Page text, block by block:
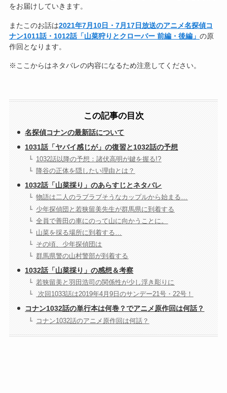
をお届けしていきます。
またこのお話は2021年7月10日・7月17日放送のアニメ名探偵コ
ナン1011話・1012話「山菜狩りとクローバー 前編・後編」 の原
作回となります。
※ここからはネタバレの内容になるため注意してください。
この記事の目次
名探偵コナンの最新話について
1031話「ヤバイ感じが」の復習と1032話の予想
1032話以降の予想：諸伏高明が鍵を握る!?
降谷の正体を隠したい理由とは？
1032話「山菜採り」のあらすじとネタバレ
物語は二人のラブラブそうなカップルから始まる…
少年探偵団と若狭留美先生が群馬県に到着する
全員で善田の車にのって山に向かうことに。
山菜を採る場所に到着する…
その頃、少年探偵団は
群馬県警の山村警部が到着する
1032話「山菜採り」の感想＆考察
若狭留美と羽田浩司の関係性が少し浮き彫りに
次回1033話は2019年4月9日のサンデー21号・22号！
コナン1032話の単行本は何巻？でアニメ原作回は何話？
コナン1032話のアニメ原作回は何話？